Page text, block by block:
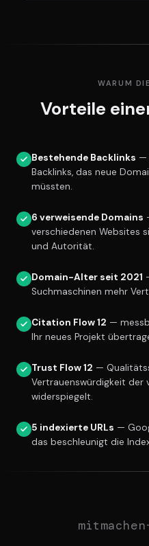
WARUM
Vorteile
Bestehende Backlinks —
Backlinks, das neue
müssten.
6 verweisende Domains
verschiedenen Websites
und Autorität.
Domain-Alter seit 2021
Suchmaschinen mehr
Citation Flow 12 —
Ihr neues Projekt
Trust Flow 12 —
Vertrauenswürdigkeit der
widerspiegelt.
5 indexierte URLs —
das beschleunigt die